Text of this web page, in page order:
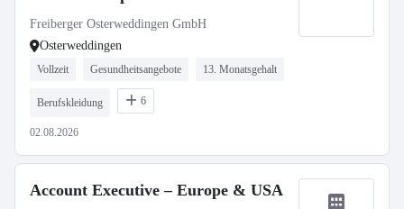
Freiberger Osterweddingen GmbH
Osterweddingen
Vollzeit Gesundheitsangebote 13. Monatsgehalt
Berufskleidung 6
02.08.2026
Account Executive – Europe & USA